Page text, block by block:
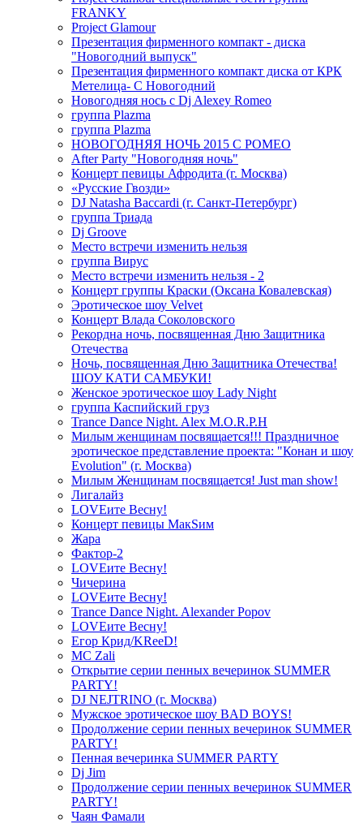
FRANKY
Project Glamour
Презентация фирменного компакт - диска
"Новогодний выпуск"
Презентация фирменного компакт диска от КРК
Метелица- С Новогодний
Новогодняя нось с Dj Alexey Romeo
группа Plazma
группа Plazma
НОВОГОДНЯЯ НОЧЬ 2015 C РОМЕО
After Party "Новогодняя ночь"
Концерт певицы Афродита (г. Москва)
«Русские Гвозди»
DJ Natasha Baccardi (г. Санкт-Петербург)
группа Триада
Dj Groove
Место встречи изменить нельзя
группа Вирус
Место встречи изменить нельзя - 2
Концерт группы Краски (Оксана Ковалевская)
Эротическое шоу Velvet
Концерт Влада Соколовского
Рекордна ночь, посвященная Дню Защитника
Отечества
Ночь, посвященная Дню Защитника Отечества!
ШОУ КАТИ САМБУКИ!
Женское эротическое шоу Lady Night
группа Каспийский груз
Trance Dance Night. Alex M.O.R.P.H
Милым женщинам посвящается!!! Праздничное
эротическое представление проекта: "Конан и шоу
Evolution" (г. Москва)
Милым Женщинам посвящается! Just man show!
Лигалайз
LOVEите Весну!
Концерт певицы МакSим
Жара
Фактор-2
LOVEите Весну!
Чичерина
LOVEите Весну!
Trance Dance Night. Alexander Popov
LOVEите Весну!
Егор Крид/KReeD!
MC Zali
Открытие серии пенных вечеринок SUMMER
PARTY!
DJ NEJTRINO (г. Москва)
Мужское эротическое шоу BAD BOYS!
Продолжение серии пенных вечеринок SUMMER
PARTY!
Пенная вечеринка SUMMER PARTY
Dj Jim
Продолжение серии пенных вечеринок SUMMER
PARTY!
Чаян Фамали